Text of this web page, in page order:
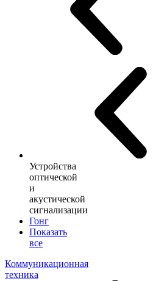
Устройства
оптической
и
акустической
сигнализации
Гонг
Показать
все
Коммуникационная
техника